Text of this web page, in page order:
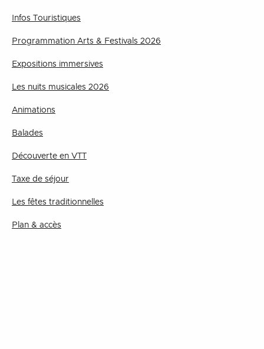
Infos Touristiques
Programmation Arts & Festivals 2026
Expositions immersives
Les nuits musicales 2026
Animations
Balades
Découverte en VTT
Taxe de séjour
Les fêtes traditionnelles
Plan & accès